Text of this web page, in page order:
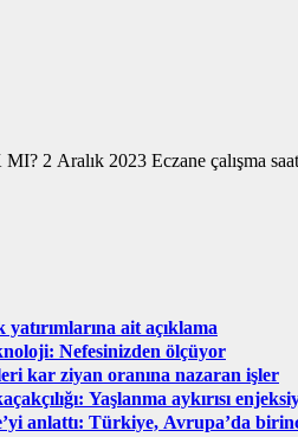
2 Aralık 2023 Eczane çalışma
ait açıklama
Nefesinizden ölçüyor
kar ziyan oranına nazaran işler
Yaşlanma aykırısı
anlattı: Türkiye, Avrupa’da